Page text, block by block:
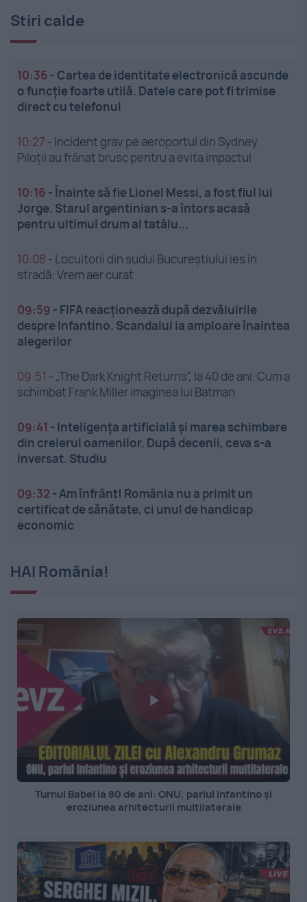
Stiri calde
10:36 -Cartea de identitate electronică ascunde
o funcție foarte utilă. Datele care pot fi trimise
direct cu telefonul
10:27 - Incident grav pe aeroportul din Sydney.
Piloții au frânat brusc pentru a evita impactul
10:16 -Înainte să fie Lionel Messi, a fost fiul lui
Jorge. Starul argentinian s-a întors acasă
pentru ultimul drum al tatălu...
10:08 - Locuitorii din sudul Bucureștiului ies în
stradă: Vrem aer curat
09:59 - FIFA reacționează după dezvăluirile
despre Infantino. Scandalul ia amploare înaintea
alegerilor
09:51 - „The Dark Knight Returns”, la 40 de ani. Cum a
schimbat Frank Miller imaginea lui Batman
09:41 - Inteligența artificială și marea schimbare
din creierul oamenilor. După decenii, ceva s-a
inversat. Studiu
09:32 -Am înfrânt! România nu a primit un
certificat de sănătate, ci unul de handicap
economic
HAI România!
Turnul Babel la 80 de ani: ONU, pariul Infantino și
eroziunea arhitecturii multilaterale